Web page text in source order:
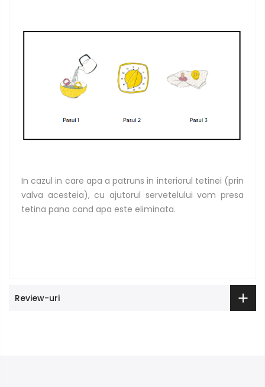
In cazul in care apa a patruns in interiorul tetinei (prin
valva acesteia), cu ajutorul servetelului vom presa
tetina pana cand apa este eliminata.
Review-uri